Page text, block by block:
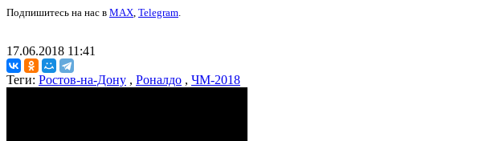
Подпишитесь на нас в MAX, Telegram.
17.06.2018 11:41
Теги: Ростов-на-Дону , Роналдо , ЧМ-2018